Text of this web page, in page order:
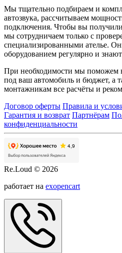
Мы тщательно подбираем и
автозвука, рассчитываем
подключения. Чтобы вы получили
мы сотрудничаем только с
специализированными ателье.
оборудованием регулярно и
При необходимости мы поможем
под ваш автомобиль и бюджет, а
монтажникам все расчёты и
Договор оферты Правила и
Гарантия и возврат Партнёрам
конфиденциальности
Re.Loud © 2026
работает на exopencart